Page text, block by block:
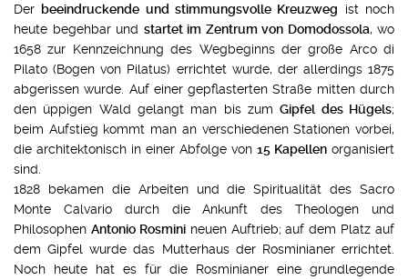
Der beeindruckende und stimmungsvolle Kreuzweg ist noch
heute begehbar und startet im Zentrum von Domodossola, wo
1658 zur Kennzeichnung des Wegbeginns der große Arco di
Pilato (Bogen von Pilatus) errichtet wurde, der allerdings 1875
abgerissen wurde. Auf einer gepflasterten Straße mitten durch
den üppigen Wald gelangt man bis zumGipfel des Hügels;
beim Aufstieg kommt man an verschiedenen Stationen vorbei,
die architektonisch in einer Abfolge von 15 Kapellen organisiert
sind.
1828 bekamen die Arbeiten und die Spiritualität des Sacro
Monte Calvario durch die Ankunft des Theologen und
Philosophen Antonio Rosminineuen Auftrieb; auf dem Platz auf
dem Gipfel wurde das Mutterhaus der Rosminianer errichtet.
Noch heute hat es für die Rosminianer eine grundlegende